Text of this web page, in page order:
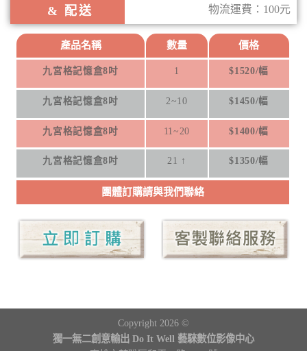
& 配送
物流運費：100元
產品名稱 數量 價格
九宮格記憶盒8吋 1 $1520/幅
九宮格記憶盒8吋 2~10 $1450/幅
九宮格記憶盒8吋 11~20 $1400/幅
九宮格記憶盒8吋 21 ↑ $1350/幅
團體訂購請與我們聯絡
Copyright 2026 ©
獨一無二創意輸出 Do It Well 藝騋數位影像中心